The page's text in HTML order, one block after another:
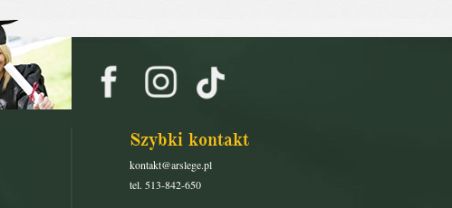
Szybki kontakt
kontakt@arslege.pl
tel. 513-842-650